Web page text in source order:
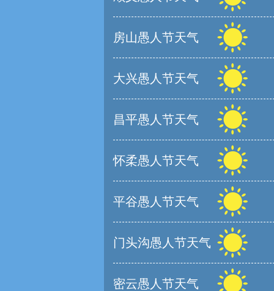
房山愚人节天气
大兴愚人节天气
昌平愚人节天气
怀柔愚人节天气
平谷愚人节天气
门头沟愚人节天气
密云愚人节天气